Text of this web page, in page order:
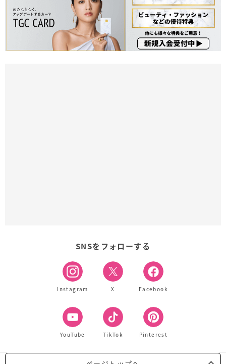
SNSをフォローする
Instagram X Facebook
YouTube TikTok Pinterest